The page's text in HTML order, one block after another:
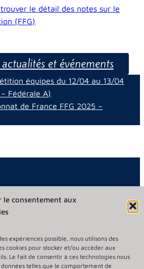
le consentement aux
expériences possible, nous utilisons des
cookies pour stocker et/ou accéder aux
Le fait de consentir à ces technologies nous
telles que le comportement de
le détail des notes sur le
(FFG)
actualités et événements​
équipes du 12/04 au 13/04
Fédérale A)​
de France FFG 2025 –